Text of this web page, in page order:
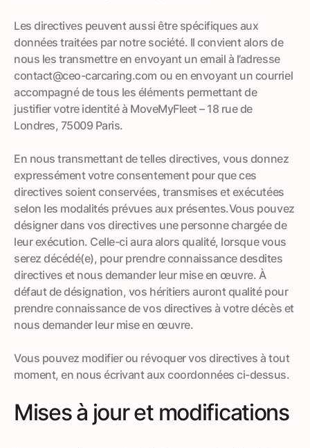
Les directives peuvent aussi être spécifiques aux
données traitées par notre société. Il convient alors de
nous les transmettre en envoyant un email à l’adresse
contact@ceo-carcaring.com ou en envoyant un courriel
accompagné de tous les éléments permettant de
justifier votre identité à MoveMyFleet – 18 rue de
Londres, 75009 Paris.
En nous transmettant de telles directives, vous donnez
expressément votre consentement pour que ces
directives soient conservées, transmises et exécutées
selon les modalités prévues aux présentes.Vous pouvez
désigner dans vos directives une personne chargée de
leur exécution. Celle-ci aura alors qualité, lorsque vous
serez décédé(e), pour prendre connaissance desdites
directives et nous demander leur mise en œuvre. À
défaut de désignation, vos héritiers auront qualité pour
prendre connaissance de vos directives à votre décès et
nous demander leur mise en œuvre.
Vous pouvez modifier ou révoquer vos directives à tout
moment, en nous écrivant aux coordonnées ci-dessus.
Mises à jour et modifications